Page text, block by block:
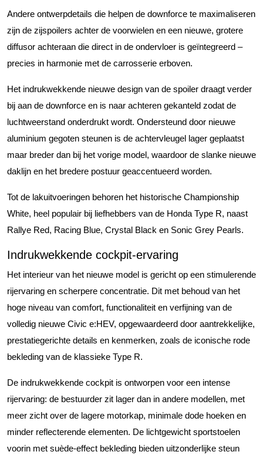
Andere ontwerpdetails die helpen de downforce te maximaliseren
zijn de zijspoilers achter de voorwielen en een nieuwe, grotere
diffusor achteraan die direct in de ondervloer is geïntegreerd –
precies in harmonie met de carrosserie erboven.
Het indrukwekkende nieuwe design van de spoiler draagt verder
bij aan de downforce en is naar achteren gekanteld zodat de
luchtweerstand onderdrukt wordt. Ondersteund door nieuwe
aluminium gegoten steunen is de achtervleugel lager geplaatst
maar breder dan bij het vorige model, waardoor de slanke nieuwe
daklijn en het bredere postuur geaccentueerd worden.
Tot de lakuitvoeringen behoren het historische Championship
White, heel populair bij liefhebbers van de Honda Type R, naast
Rallye Red, Racing Blue, Crystal Black en Sonic Grey Pearls.
Indrukwekkende cockpit-ervaring
Het interieur van het nieuwe model is gericht op een stimulerende
rijervaring en scherpere concentratie. Dit met behoud van het
hoge niveau van comfort, functionaliteit en verfijning van de
volledig nieuwe Civic e:HEV, opgewaardeerd door aantrekkelijke,
prestatiegerichte details en kenmerken, zoals de iconische rode
bekleding van de klassieke Type R.
De indrukwekkende cockpit is ontworpen voor een intense
rijervaring: de bestuurder zit lager dan in andere modellen, met
meer zicht over de lagere motorkap, minimale dode hoeken en
minder reflecterende elementen. De lichtgewicht sportstoelen
voorin met suède-effect bekleding bieden uitzonderlijke steun